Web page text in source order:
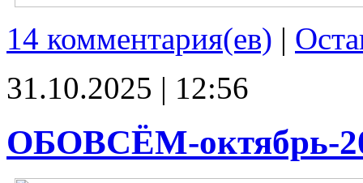
14 комментария(ев) |
31.10.2025 | 12:56
ОБОВСЁМ-октябрь-